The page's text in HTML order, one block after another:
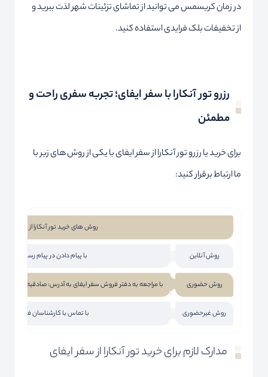
در زمان کریسمس می توانید از تماشای تزئینات شهر لذت ببرید و
از تخفیفات بلک فرایدی استفاده کنید.
رزرو تور آنکارا با سفر ایفای؛ تجربه سفری راحت و
مطمئن
برای خرید یا رزرو تور آنکارا از سفر ایفای با یکی از روش های زیر با
ما ارتباط برقرار کنید:
روش های خرید تور آنکارا از سفر ایفای
روش آنلاین با پیام دادن در پیام رسان هایی
روش حضوری با مراجعه به دفتر فروش سفر ایفای به آدرس: صادقیه، خیابان آیت
روش غیرحضوری با تماس با کارشناسان فروش ما
مدارک لازم برای خرید تور آنکارا از سفر ایفای